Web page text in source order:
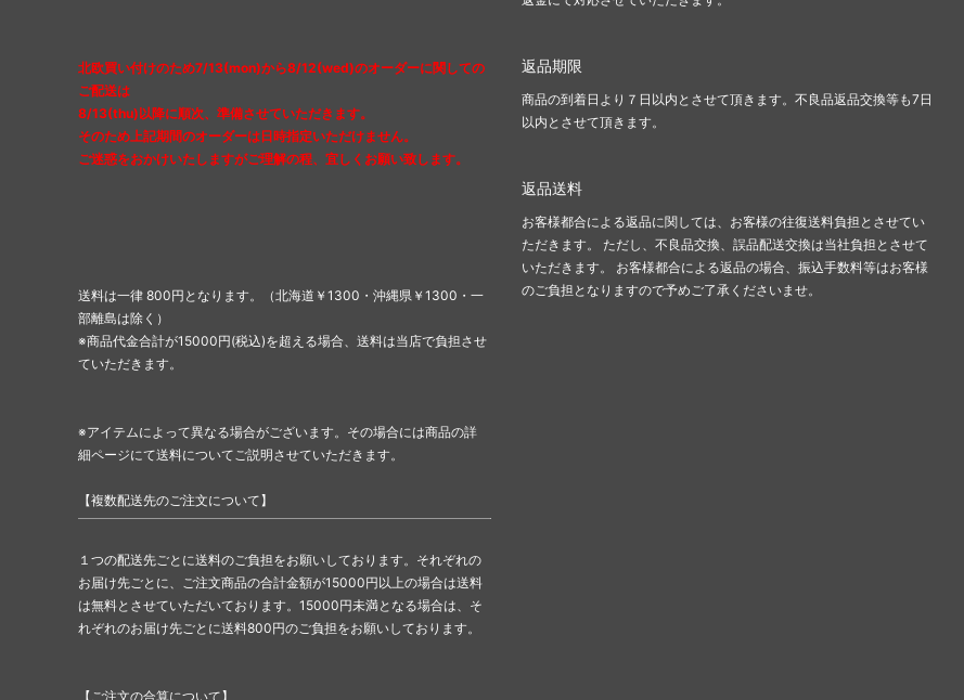
北欧買い付けのため7/13(mon)から8/12(wed)のオーダーに関しての
ご配送は
8/13(thu)以降に順次、準備させていただきます。
そのため上記期間のオーダーは日時指定いただけません。
ご迷惑をおかけいたしますがご理解の程、宜しくお願い致します。
送料は一律 800円となります。（北海道￥1300・沖縄県￥1300・一
部離島は除く）
※商品代金合計が15000円(税込)を超える場合、送料は当店で負担させ
ていただきます。
※アイテムによって異なる場合がございます。その場合には商品の詳
細ページにて送料についてご説明させていただきます。
【複数配送先のご注文について】
１つの配送先ごとに送料のご負担をお願いしております。それぞれの
お届け先ごとに、ご注文商品の合計金額が15000円以上の場合は送料
は無料とさせていただいております。15000円未満となる場合は、そ
れぞれのお届け先ごとに送料800円のご負担をお願いしております。
【ご注文の合算について】
返品期限
商品の到着日より７日以内とさせて頂きます。不良品返品交換等も7日
以内とさせて頂きます。
返品送料
お客様都合による返品に関しては、お客様の往復送料負担とさせてい
ただきます。 ただし、不良品交換、誤品配送交換は当社負担とさせて
いただきます。 お客様都合による返品の場合、振込手数料等はお客様
のご負担となりますので予めご了承くださいませ。